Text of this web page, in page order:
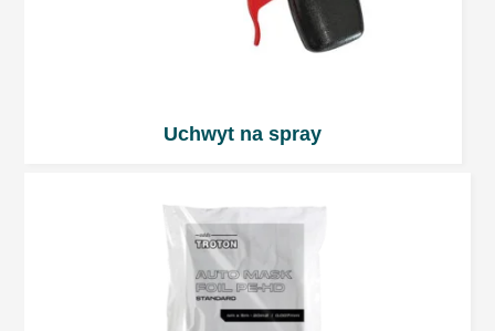
Uchwyt na spray